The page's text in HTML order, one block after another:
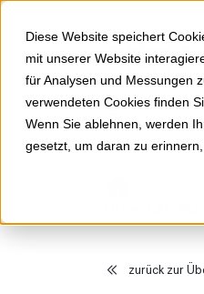
Diese Website speichert
mit unserer Website
für Analysen und Messungen
verwendeten Cookies finden
Wenn Sie ablehnen, werden
gesetzt, um daran zu
Springe zu Hauptinhalt
zurück zur